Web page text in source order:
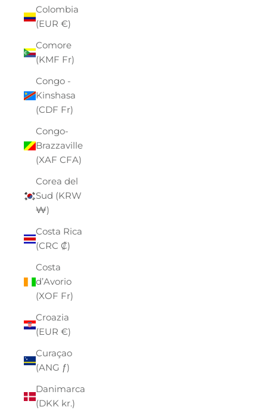
Colombia
(EUR €)
Comore
(KMF Fr)
Congo -
Kinshasa
(CDF Fr)
Congo-
Brazzaville
(XAF CFA)
Corea del
Sud (KRW
₩)
Costa Rica
(CRC ₡)
Costa
d’Avorio
(XOF Fr)
Croazia
(EUR €)
Curaçao
(ANG ƒ)
Danimarca
(DKK kr.)